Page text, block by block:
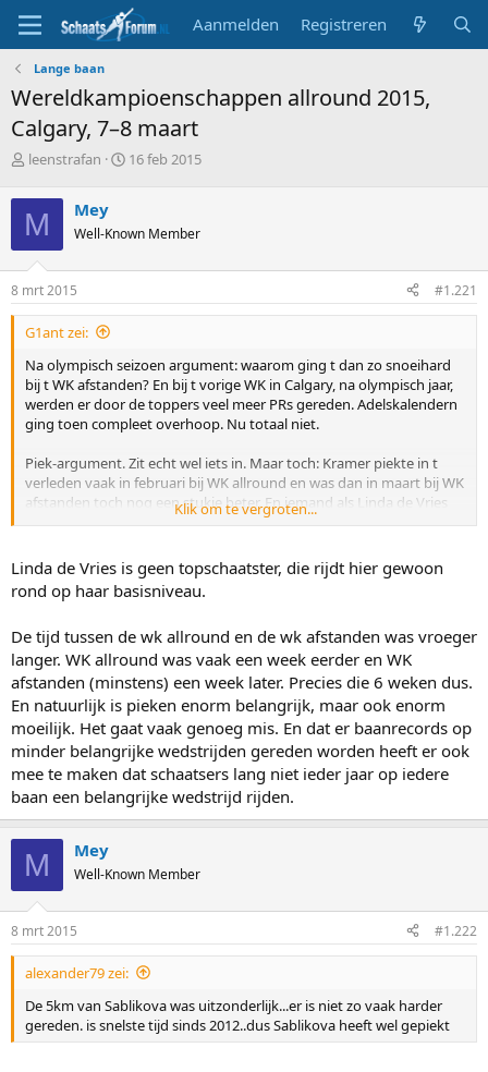
Aanmelden Registreren
Lange baan
Wereldkampioenschappen allround 2015,
Calgary, 7–8 maart
T
p
i
c
s
t
a
r
t
r
leenstrafan
S
t
a
u
16 feb 2015
M Mey
Well-Known Member
8 mrt 2015 #1.221
G1ant zei:
Na olympisch seizoen argument: waarom ging t dan zo snoeihard
bij t WK afstanden? En bij t vorige WK in Calgary, na olympisch jaar,
werden er door de toppers veel meer PRs gereden. Adelskalendern
ging toen compleet overhoop. Nu totaal niet.
Piek-argument. Zit echt wel iets in. Maar toch: Kramer piekte in t
verleden vaak in februari bij WK allround en was dan in maart bij WK
afstanden toch nog een stukje beter. En iemand als Linda de Vries
heeft geen WK afstanden gereden, kon honderd procent hiervoor
schaatsen ook niet te zwaar overschat worden. Hoeveel
baanrecords zijn er niet gereden bij gewone
Wereldbekerwedstrijden of kleinere wedstrijden zelfs.
Klik om te vergroten...
Linda de Vries is geen topschaatster, die rijdt hier gewoon
rond op haar basisniveau.
De tijd tussen de wk allround en de wk afstanden was vroeger
langer. WK allround was vaak een week eerder en WK
afstanden (minstens) een week later. Precies die 6 weken dus.
En natuurlijk is pieken enorm belangrijk, maar ook enorm
moeilijk. Het gaat vaak genoeg mis. En dat er baanrecords op
minder belangrijke wedstrijden gereden worden heeft er ook
mee te maken dat schaatsers lang niet ieder jaar op iedere
baan een belangrijke wedstrijd rijden.
M Mey
Well-Known Member
8 mrt 2015 #1.222
alexander79 zei:
De 5km van Sablikova was uitzonderlijk...er is niet zo vaak harder
gereden. is snelste tijd sinds 2012..dus Sablikova heeft wel gepiekt